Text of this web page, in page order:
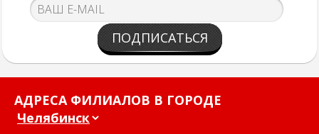
ПОДПИСАТЬСЯ
АДРЕСА ФИЛИАЛОВ В ГОРОДЕ